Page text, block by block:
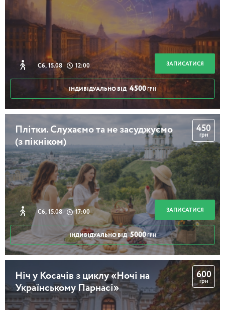
Сб, 15.08 12:00 ЗАПИСАТИСЯ
ІНДИВІДУАЛЬНО ВІД 4500 ГРН
Плітки. Слухаємо та не засуджуємо
(з пікніком)
Сб, 15.08 17:00
450
грн
ЗАПИСАТИСЯ
ІНДИВІДУАЛЬНО ВІД 5000 ГРН
Ніч у Косачів з циклу «Ночі на
Українському Парнасі»
600
грн